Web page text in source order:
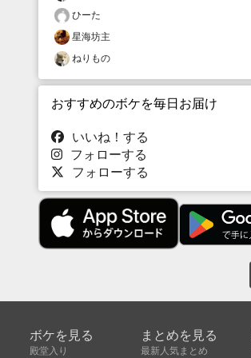
ひーた
星海坊主
ねりもの
おすすめのボケを毎日お届け
いいね！する
フォローする
フォローする
ボケを見る
殿堂入り
まとめを見る
最新人気まとめ